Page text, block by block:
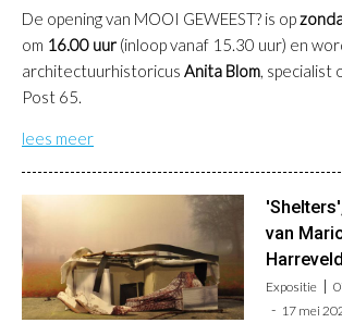
De opening van MOOI GEWEEST? is op
om 16.00 uur (inloop vanaf 15.30 uur) en
architectuurhistoricus Anita Blom, specialist
Post 65.
lees meer
van
Harreveld
Expositie
17 mei